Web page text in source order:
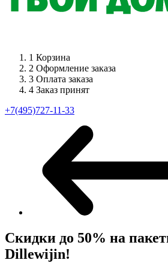
1 Корзина
2 Оформление заказа
3 Оплата заказа
4 Заказ принят
+7(495)727-11-33
Скидки до 50% на
Dillewijin!